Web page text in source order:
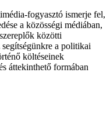
fogyasztó ismerje fel,
a közösségi médiában,
közötti
a politikai
költéseinek
áttekinthető formában